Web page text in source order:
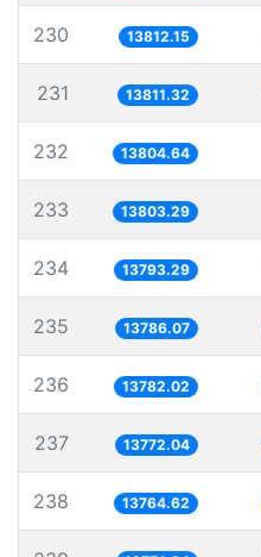
230 13812.15
231 13811.32
232 13804.64
233 13803.29
234 13793.29
235 13786.07
236 13782.02
237 13772.04
238 13764.62